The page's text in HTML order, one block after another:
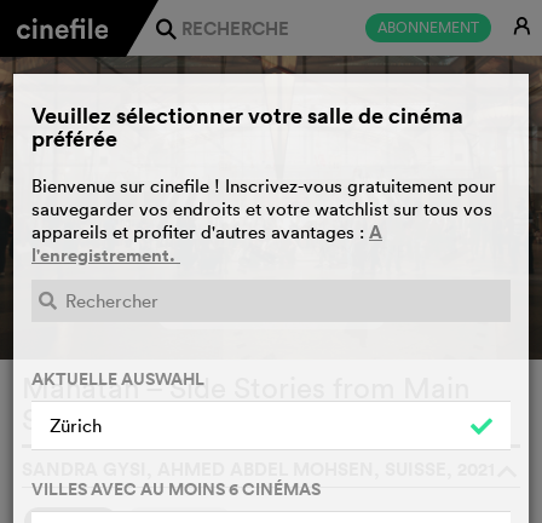
ABONNEMENT E
j
Mahatah – Side Stories from Main
Stations
Veuillez sélectionner votre salle de cinéma
préférée
Bienvenue sur cinefile ! Inscrivez-vous gratuitement pour
sauvegarder vos endroits et votre watchlist sur tous vos
appareils et profiter d'autres avantages : A
l'enregistrement.
AKTUELLE AUSWAHL
Zürich
VILLES AVEC AU MOINS 6 CINÉMAS